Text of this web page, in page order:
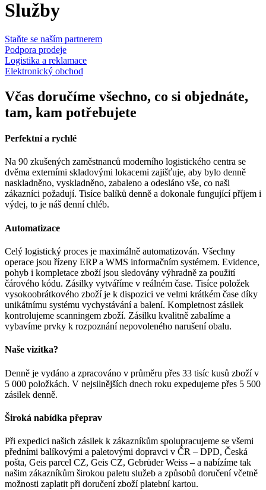
Služby
Staňte se naším partnerem
Podpora prodeje
Logistika a reklamace
Elektronický obchod
Včas doručíme všechno, co si objednáte,
tam, kam potřebujete
Perfektní a rychlé
Na 90 zkušených zaměstnanců moderního logistického centra se
dvěma externími skladovými lokacemi zajišťuje, aby bylo denně
naskladněno, vyskladněno, zabaleno a odesláno vše, co naši
zákazníci požadují. Tisíce balíků denně a dokonale fungující příjem i
výdej, to je náš denní chléb.
Automatizace
Celý logistický proces je maximálně automatizován. Všechny
operace jsou řízeny ERP a WMS informačním systémem. Evidence,
pohyb i kompletace zboží jsou sledovány výhradně za použití
čárového kódu. Zásilky vytváříme v reálném čase. Tisíce položek
vysokoobrátkového zboží je k dispozici ve velmi krátkém čase díky
unikátnímu systému vychystávání a balení. Kompletnost zásilek
kontrolujeme scanningem zboží. Zásilku kvalitně zabalíme a
vybavíme prvky k rozpoznání nepovoleného narušení obalu.
Naše vizitka?
Denně je vydáno a zpracováno v průměru přes 33 tisíc kusů zboží v
5 000 položkách. V nejsilnějších dnech roku expedujeme přes 5 500
zásilek denně.
Široká nabídka přeprav
Při expedici našich zásilek k zákazníkům spolupracujeme se všemi
předními balíkovými a paletovými dopravci v ČR – DPD, Česká
pošta, Geis parcel CZ, Geis CZ, Gebrüder Weiss – a nabízíme tak
našim zákazníkům širokou paletu služeb a způsobů doručení včetně
možnosti zaplatit při doručení zboží platební kartou.